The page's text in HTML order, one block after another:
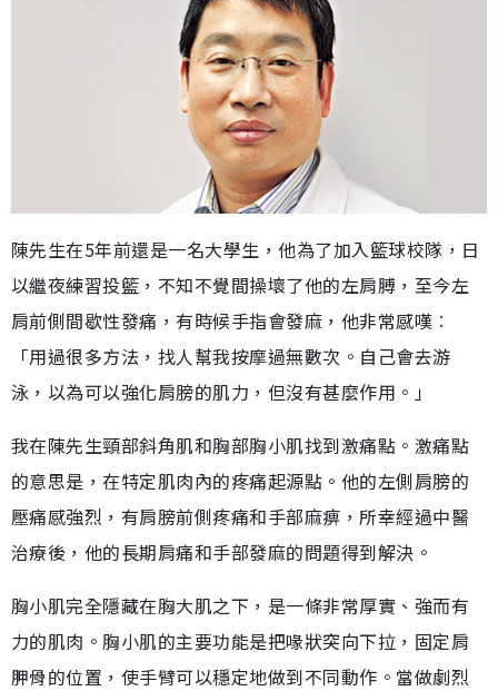
陳先生在5年前還是一名大學生，他為了加入籃球校隊，日
以繼夜練習投籃，不知不覺間操壞了他的左肩膊，至今左
肩前側間歇性發痛，有時候手指會發麻，他非常感嘆︰
「用過很多方法，找人幫我按摩過無數次。自己會去游
泳，以為可以強化肩膀的肌力，但沒有甚麼作用。」
我在陳先生頸部斜角肌和胸部胸小肌找到激痛點。激痛點
的意思是，在特定肌肉內的疼痛起源點。他的左側肩膀的
壓痛感強烈，有肩膀前側疼痛和手部麻痹，所幸經過中醫
治療後，他的長期肩痛和手部發麻的問題得到解決。
胸小肌完全隱藏在胸大肌之下，是一條非常厚實、強而有
力的肌肉。胸小肌的主要功能是把喙狀突向下拉，固定肩
胛骨的位置，使手臂可以穩定地做到不同動作。當做劇烈